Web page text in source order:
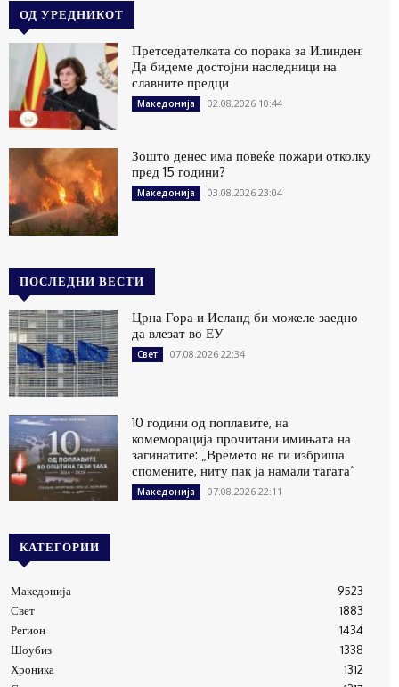
ОД УРЕДНИКОТ
Претседателката со порака за Илинден:
Да бидеме достојни наследници на
славните предци
Македонија 02.08.2026 10:44
Зошто денес има повеќе пожари отколку
пред 15 години?
Македонија 03.08.2026 23:04
ПОСЛЕДНИ ВЕСТИ
Црна Гора и Исланд би можеле заедно
да влезат во ЕУ
Свет 07.08.2026 22:34
10 години од поплавите, на
комеморација прочитани имињата на
загинатите: „Времето не ги избриша
спомените, ниту пак ја намали тагата“
Македонија 07.08.2026 22:11
КАТЕГОРИИ
Македонија
9523
Свет
1883
Регион
1434
Шоубиз
1338
Хроника
1312